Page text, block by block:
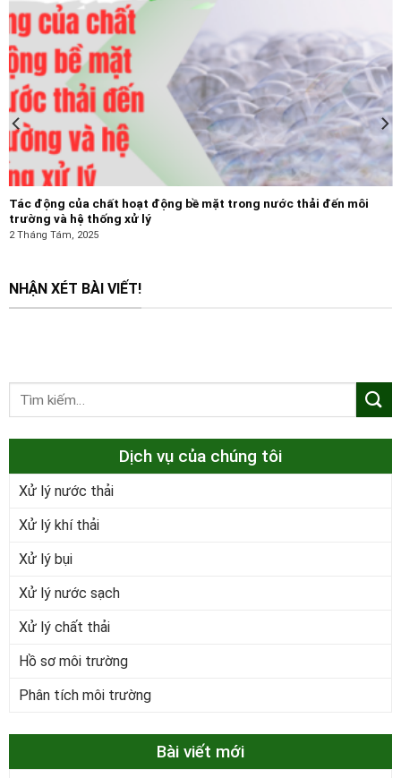
Tác động của chất hoạt động bề mặt trong nước thải đến môi
trường và hệ thống xử lý
2 Tháng Tám, 2025
NHẬN XÉT BÀI VIẾT!
Dịch vụ của chúng tôi
Xử lý nước thải
Xử lý khí thải
Xử lý bụi
Xử lý nước sạch
Xử lý chất thải
Hồ sơ môi trường
Phân tích môi trường
Bài viết mới